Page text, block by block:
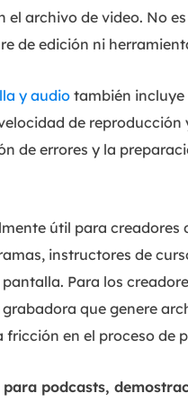
archivo de video. No
de edición ni
y audio también
de reproducción
de errores y la
útil para creadores
instructores de
Para los
que genere
en el proceso de
podcasts,